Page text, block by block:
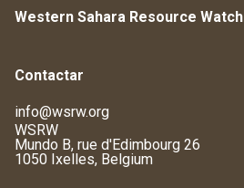
Western Sahara Resource Watch
Contactar
info@wsrw.org
WSRW
Mundo B, rue d'Edimbourg 26
1050 Ixelles, Belgium